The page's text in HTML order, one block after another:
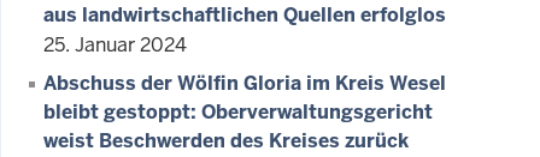
aus landwirtschaftlichen Quellen erfolglos
25. Januar 2024
Abschuss der Wölfin Gloria im Kreis Wesel
bleibt gestoppt: Oberverwaltungsgericht
weist Beschwerden des Kreises zurück